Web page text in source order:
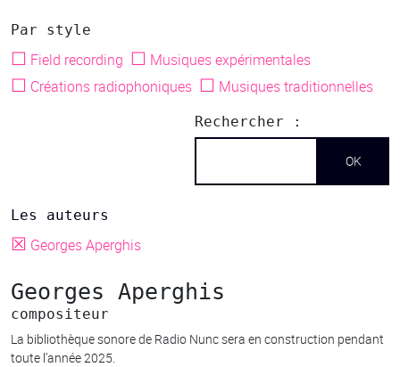
Par style
☐ Field recording ☐ Musiques expérimentales
☐ Créations radiophoniques ☐ Musiques traditionnelles
Rechercher :
Les auteurs
☒ Georges Aperghis
Georges Aperghis
compositeur
La bibliothèque sonore de Radio Nunc sera en construction pendant
toute l’année 2025.